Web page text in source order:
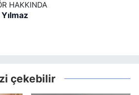
HAKKINDA
çekebilir